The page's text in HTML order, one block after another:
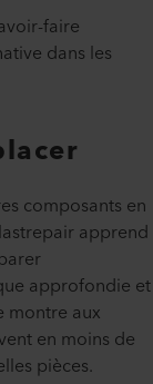
faire
dans les
composants en
apprend
approfondie et
montre aux
en moins de
pièces.